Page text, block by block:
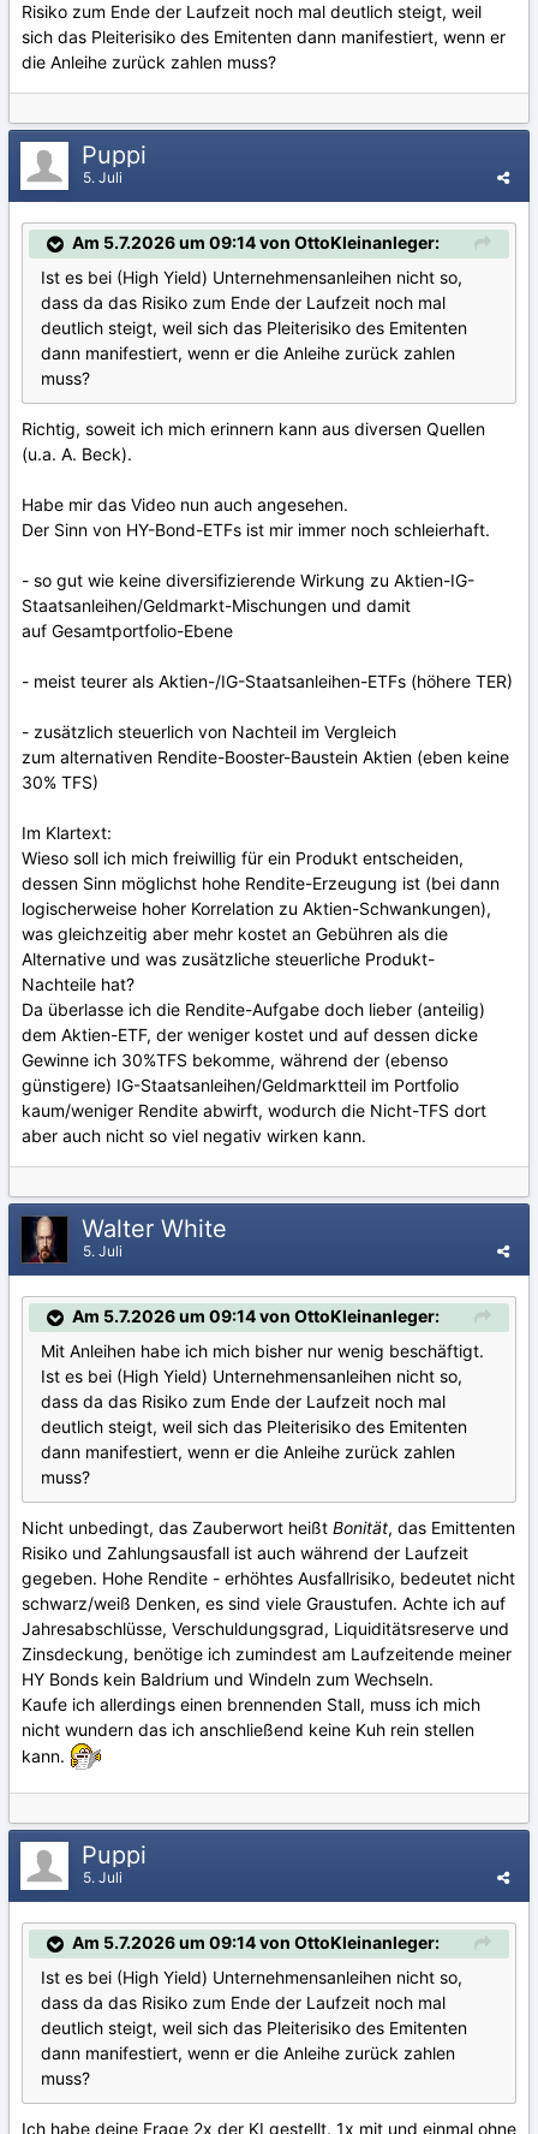
Risiko zum Ende der Laufzeit noch mal deutlich steigt, weil
sich das Pleiterisiko des Emitenten dann manifestiert, wenn er
die Anleihe zurück zahlen muss?
Puppi
5. Juli
Am 5.7.2026 um 09:14 von OttoKleinanleger:
Ist es bei (High Yield) Unternehmensanleihen nicht so,
dass da das Risiko zum Ende der Laufzeit noch mal
deutlich steigt, weil sich das Pleiterisiko des Emitenten
dann manifestiert, wenn er die Anleihe zurück zahlen
muss?
Richtig, soweit ich mich erinnern kann aus diversen Quellen
(u.a. A. Beck).
Habe mir das Video nun auch angesehen.
Der Sinn von HY-Bond-ETFs ist mir immer noch schleierhaft.
- so gut wie keine diversifizierende Wirkung zu Aktien-IG-
Staatsanleihen/Geldmarkt-Mischungen und damit
auf Gesamtportfolio-Ebene
- meist teurer als Aktien-/IG-Staatsanleihen-ETFs (höhere TER)
- zusätzlich steuerlich von Nachteil im Vergleich
zum alternativen Rendite-Booster-Baustein Aktien (eben keine
30% TFS)
Im Klartext:
Wieso soll ich mich freiwillig für ein Produkt entscheiden,
dessen Sinn möglichst hohe Rendite-Erzeugung ist (bei dann
logischerweise hoher Korrelation zu Aktien-Schwankungen),
was gleichzeitig aber mehr kostet an Gebühren als die
Alternative und was zusätzliche steuerliche Produkt-
Nachteile hat?
Da überlasse ich die Rendite-Aufgabe doch lieber (anteilig)
dem Aktien-ETF, der weniger kostet und auf dessen dicke
Gewinne ich 30%TFS bekomme, während der (ebenso
günstigere) IG-Staatsanleihen/Geldmarktteil im Portfolio
kaum/weniger Rendite abwirft, wodurch die Nicht-TFS dort
aber auch nicht so viel negativ wirken kann.
Walter White
5. Juli
Am 5.7.2026 um 09:14 von OttoKleinanleger:
Mit Anleihen habe ich mich bisher nur wenig beschäftigt.
Ist es bei (High Yield) Unternehmensanleihen nicht so,
dass da das Risiko zum Ende der Laufzeit noch mal
deutlich steigt, weil sich das Pleiterisiko des Emitenten
dann manifestiert, wenn er die Anleihe zurück zahlen
muss?
Nicht unbedingt, das Zauberwort heißt Bonität, das Emittenten
Risiko und Zahlungsausfall ist auch während der Laufzeit
gegeben. Hohe Rendite - erhöhtes Ausfallrisiko, bedeutet nicht
schwarz/weiß Denken, es sind viele Graustufen. Achte ich auf
Jahresabschlüsse, Verschuldungsgrad, Liquiditätsreserve und
Zinsdeckung, benötige ich zumindest am Laufzeitende meiner
HY Bonds kein Baldrium und Windeln zum Wechseln.
Kaufe ich allerdings einen brennenden Stall, muss ich mich
nicht wundern das ich anschließend keine Kuh rein stellen
kann.
Puppi
5. Juli
Am 5.7.2026 um 09:14 von OttoKleinanleger:
Ist es bei (High Yield) Unternehmensanleihen nicht so,
dass da das Risiko zum Ende der Laufzeit noch mal
deutlich steigt, weil sich das Pleiterisiko des Emitenten
dann manifestiert, wenn er die Anleihe zurück zahlen
muss?
Ich habe deine Frage 2x der KI gestellt. 1x mit und einmal ohne